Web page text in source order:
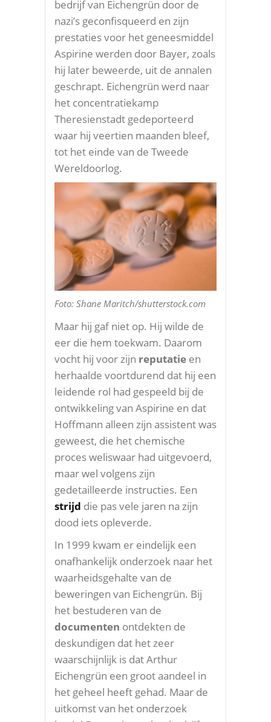
bedrijf van Eichengrün door de
nazi’s geconfisqueerd en zijn
prestaties voor het geneesmiddel
Aspirine werden door Bayer, zoals
hij later beweerde, uit de annalen
geschrapt. Eichengrün werd naar
het concentratiekamp
Theresienstadt gedeporteerd
waar hij veertien maanden bleef,
tot het einde van de Tweede
Wereldoorlog.
Foto: Shane Maritch/shutterstock.com
Maar hij gaf niet op. Hij wilde de
eer die hem toekwam. Daarom
vocht hij voor zijn reputatie en
herhaalde voortdurend dat hij een
leidende rol had gespeeld bij de
ontwikkeling van Aspirine en dat
Hoffmann alleen zijn assistent was
geweest, die het chemische
proces weliswaar had uitgevoerd,
maar wel volgens zijn
gedetailleerde instructies. Een
strijd die pas vele jaren na zijn
dood iets opleverde.
In 1999 kwam er eindelijk een
onafhankelijk onderzoek naar het
waarheidsgehalte van de
beweringen van Eichengrün. Bij
het bestuderen van de
documenten ontdekten de
deskundigen dat het zeer
waarschijnlijk is dat Arthur
Eichengrün een groot aandeel in
het geheel heeft gehad. Maar de
uitkomst van het onderzoek